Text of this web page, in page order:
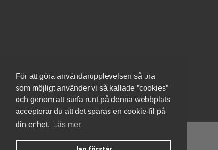
För att göra användarupplevelsen så bra
som möjligt använder vi så kallade ”cookies”
och genom att surfa runt på denna webbplats
accepterar du att det sparas en cookie-fil på
din enhet.
Läs mer
www.jm.se